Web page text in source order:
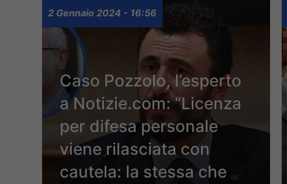
2 Gennaio 2024 - 16:56
Caso Pozzolo, l’esperto
a Notizie.com: “Licenza
per difesa personale
viene rilasciata con
cautela: la stessa che